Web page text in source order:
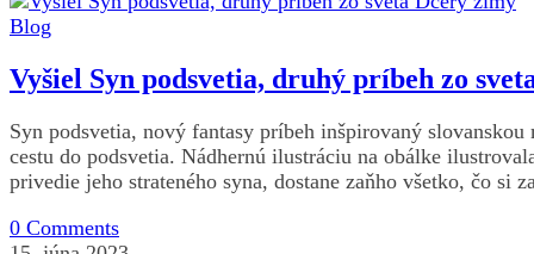
Blog
Vyšiel Syn podsvetia, druhý príbeh zo
Syn podsvetia, nový fantasy príbeh inšpirovaný
cestu do podsvetia. Nádhernú ilustráciu na obálke
privedie jeho strateného syna, dostane zaňho všetko, čo si
0 Comments